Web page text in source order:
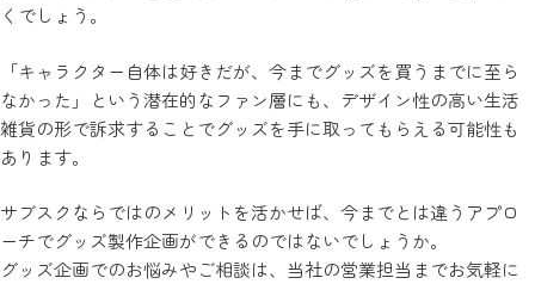
くでしょう。
「キャラクター自体は好きだが、今までグッズを買うまでに至ら
なかった」という潜在的なファン層にも、デザイン性の高い生活
雑貨の形で訴求することでグッズを手に取ってもらえる可能性も
あります。
サブスクならではのメリットを活かせば、今までとは違うアプロ
ーチでグッズ製作企画ができるのではないでしょうか。
グッズ企画でのお悩みやご相談は、当社の営業担当までお気軽に